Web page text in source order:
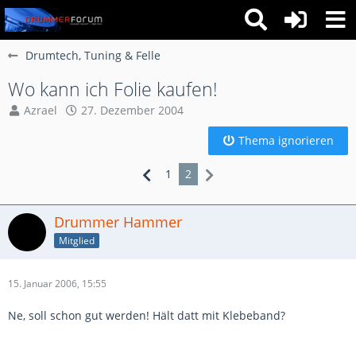
Drumtech, Tuning & Felle
Wo kann ich Folie kaufen!
Azrael
27. Dezember 2004
Thema ignorieren
1 2
Drummer Hammer
Mitglied
15. Januar 2006, 15:55
Ne, soll schon gut werden! Hält datt mit Klebeband?